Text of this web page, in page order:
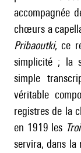
accompagnée
chœurs a
Pribaoutki, ce
simplicité ; la
simple
véritable
registres de la
en 1919 les
servira, dans la